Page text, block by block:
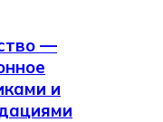
—
и